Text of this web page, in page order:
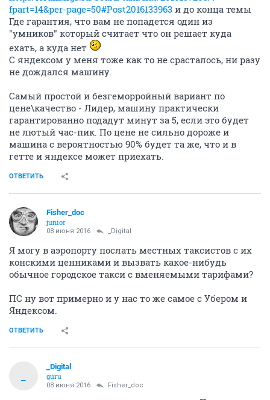
fpart=14&per-page=50#Post2016133963 и до конца темы
Где гарантия, что вам не попадется один из
"умников" который считает что он решает куда
ехать, а куда нет
С яндексом у меня тоже как то не срасталось, ни разу
не дождался машину.
Самый простой и безгеморройный вариант по
цене\качество - Лидер, машину практически
гарантированно подадут минут за 5, если это будет
не лютый час-пик. По цене не сильно дороже и
машина с вероятностью 90% будет та же, что и в
гетте и яндексе может приехать.
ОТВЕТИТЬ
Fisher_doc
junior
08 июня 2016 _Digital
Я могу в аэропорту послать местных таксистов с их
конскими ценниками и вызвать какое-нибудь
обычное городское такси с вменяемыми тарифами?
ПС ну вот примерно и у нас то же самое с Убером и
Яндексом.
ОТВЕТИТЬ
_Digital
guru
08 июня 2016 Fisher_doc